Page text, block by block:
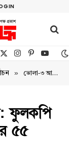
X (Twitter)Instagram
Pinterest
» ভোলা-৩ আসনে প্রতিদ্বন্দ্বিতা: ফুলকপি প্রতীকে মিজানুল হক নাঈমের ৫৫ হাজার ৬৬০ ভোট
ফুলকপি
৫৫